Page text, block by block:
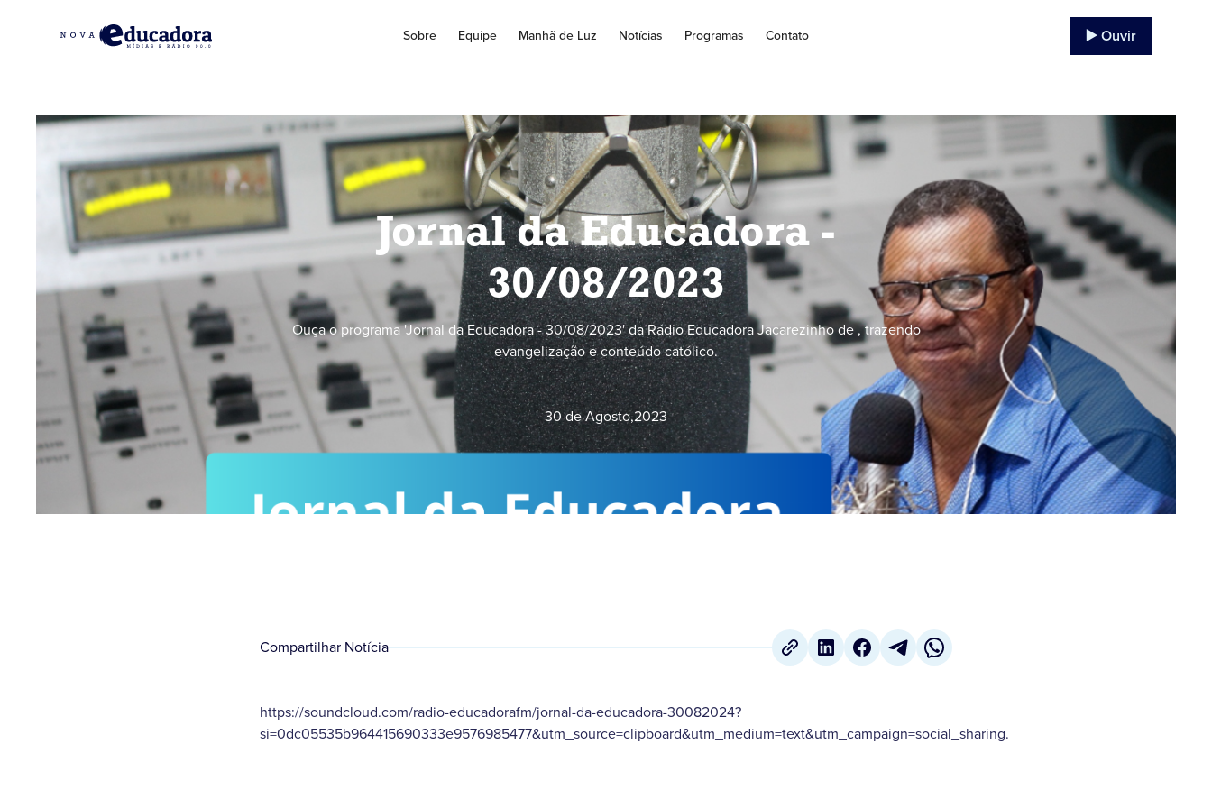
Sobre Equipe Manhã de Luz Notícias Programas Contato ▶️ Ouvir
Jornal da Educadora -
30/08/2023
Ouça o programa 'Jornal da Educadora - 30/08/2023' da Rádio Educadora Jacarezinho de , trazendo
evangelização e conteúdo católico.
30 de Agosto,2023
Compartilhar Notícia
https://soundcloud.com/radio-educadorafm/jornal-da-educadora-30082024?
si=0dc05535b964415690333e9576985477&utm_source=clipboard&utm_medium=text&utm_campaign=social_sharing.